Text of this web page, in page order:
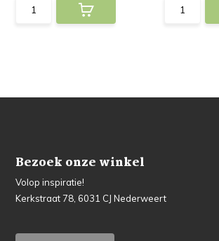
Bezoek onze winkel
Volop inspiratie!
Kerkstraat 78, 6031 CJ Nederweert